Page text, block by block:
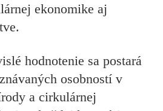
ekonomike aj
hodnotenie sa postará
osobností v
a cirkulárnej